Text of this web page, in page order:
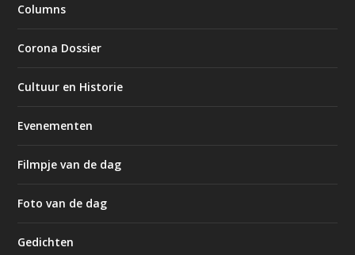
Columns
Corona Dossier
Cultuur en Historie
Evenementen
Filmpje van de dag
Foto van de dag
Gedichten